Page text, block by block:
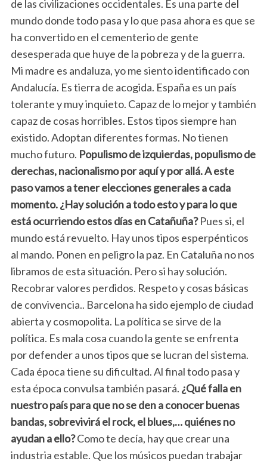
de las civilizaciones occidentales. Es una parte del
mundo donde todo pasa y lo que pasa ahora es que se
ha convertido en el cementerio de gente
desesperada que huye de la pobreza y de la guerra.
Mi madre es andaluza, yo me siento identificado con
Andalucía. Es tierra de acogida. España es un país
tolerante y muy inquieto. Capaz de lo mejor y también
capaz de cosas horribles. Estos tipos siempre han
existido. Adoptan diferentes formas. No tienen
mucho futuro. Populismo de izquierdas, populismo de
derechas, nacionalismo por aquí y por allá. A este
paso vamos a tener elecciones generales a cada
momento. ¿Hay solución a todo esto y para lo que
está ocurriendo estos días en Catañuña?Pues si, el
mundo está revuelto. Hay unos tipos esperpénticos
al mando. Ponen en peligro la paz. En Cataluña no nos
libramos de esta situación. Pero si hay solución.
Recobrar valores perdidos. Respeto y cosas básicas
de convivencia.. Barcelona ha sido ejemplo de ciudad
abierta y cosmopolita. La política se sirve de la
política. Es mala cosa cuando la gente se enfrenta
por defender a unos tipos que se lucran del sistema.
Cada época tiene su dificultad. Al final todo pasa y
esta época convulsa también pasará. ¿Qué falla en
nuestro país para que no se den a conocer buenas
bandas, sobrevivirá el rock, el blues,… quiénes no
ayudan a ello?Como te decía, hay que crear una
industria estable. Que los músicos puedan trabajar